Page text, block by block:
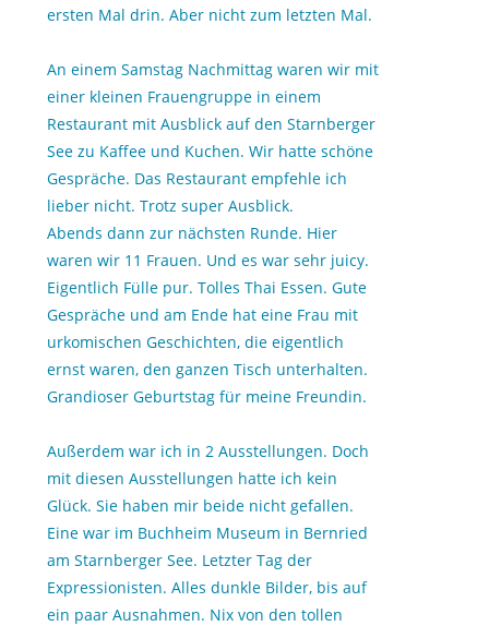
ersten Mal drin. Aber nicht zum letzten Mal.
An einem Samstag Nachmittag waren wir mit
einer kleinen Frauengruppe in einem
Restaurant mit Ausblick auf den Starnberger
See zu Kaffee und Kuchen. Wir hatte schöne
Gespräche. Das Restaurant empfehle ich
lieber nicht. Trotz super Ausblick.
Abends dann zur nächsten Runde. Hier
waren wir 11 Frauen. Und es war sehr juicy.
Eigentlich Fülle pur. Tolles Thai Essen. Gute
Gespräche und am Ende hat eine Frau mit
urkomischen Geschichten, die eigentlich
ernst waren, den ganzen Tisch unterhalten.
Grandioser Geburtstag für meine Freundin.
Außerdem war ich in 2 Ausstellungen. Doch
mit diesen Ausstellungen hatte ich kein
Glück. Sie haben mir beide nicht gefallen.
Eine war im Buchheim Museum in Bernried
am Starnberger See. Letzter Tag der
Expressionisten. Alles dunkle Bilder, bis auf
ein paar Ausnahmen. Nix von den tollen